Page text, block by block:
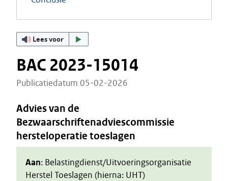
Lees voor
BAC 2023-15014
Publicatiedatum 05-02-2026
Advies van de
Bezwaarschriftenadviescommissie
hersteloperatie toeslagen
Aan: Belastingdienst/Uitvoeringsorganisatie
Herstel Toeslagen (hierna: UHT)